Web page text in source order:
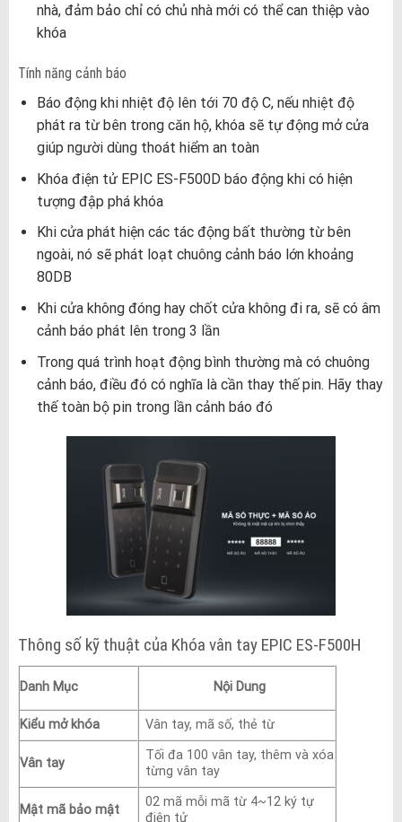
nhà, đảm bảo chỉ có chủ nhà mới có thể can thiệp vào
khóa
Tính năng cảnh báo
Báo động khi nhiệt độ lên tới 70 độ C, nếu nhiệt độ
phát ra từ bên trong căn hộ, khóa sẽ tự động mở cửa
giúp người dùng thoát hiểm an toàn
Khóa điện tử EPIC ES-F500D báo động khi có hiện
tượng đập phá khóa
Khi cửa phát hiện các tác động bất thường từ bên
ngoài, nó sẽ phát loạt chuông cảnh báo lớn khoảng
80DB
Khi cửa không đóng hay chốt cửa không đi ra, sẽ có âm
cảnh báo phát lên trong 3 lần
Trong quá trình hoạt động bình thường mà có chuông
cảnh báo, điều đó có nghĩa là cần thay thế pin. Hãy thay
thế toàn bộ pin trong lần cảnh báo đó
Thông số kỹ thuật của Khóa vân tay EPIC ES-F500H
Danh Mục Nội Dung
Kiểu mở khóa Vân tay, mã số, thẻ từ
Vân tay
Tối đa 100 vân tay, thêm và xóa
từng vân tay
Mật mã bảo mật
02 mã mỗi mã từ 4~12 ký tự
điện tử